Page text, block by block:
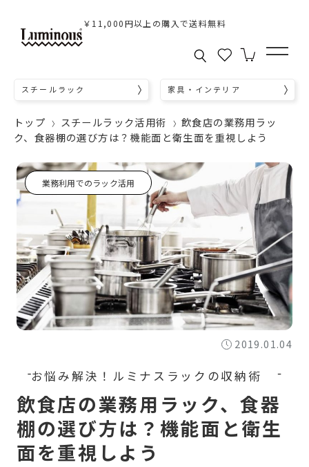
￥11,000円以上の購入で送料無料
スチールラック 家具・インテリア
トップ スチールラック活用術
飲食店の業務用ラッ
ク、食器棚の選び方は？機能面と衛生面を重視しよう
業務利用でのラック活用
2019.01.04
飲食店の業務用ラック、食器
棚の選び方は？機能面と衛生
面を重視しよう